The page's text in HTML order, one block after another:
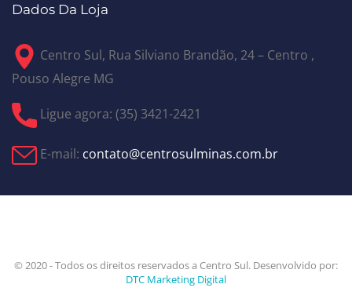
Dados Da Loja
Centro Sul, Rua Silviano Brandão, 24 – Centro ,
Pouso Alegre MG
Ligue agora: (35) 3421-2421
E-mail: contato@centrosulminas.com.br
© 2020 - Todos os direitos reservados a Centro Sul. Desenvolvido por:
DTC Marketing Digital